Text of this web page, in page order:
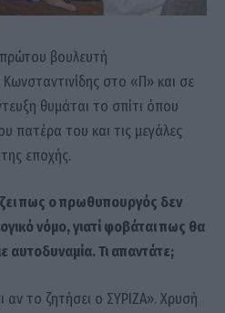
βουλευτή
στο «Π» και σε
θυμάται το σπίτι όπου
πατέρα του και τις μεγάλες
εποχής.
πως ο πρωθυπουργός δεν
νόμο, γιατί φοβάται πως θα
αυτοδυναμία. Τι απαντάτε;
το ζητήσει ο ΣΥΡΙΖΑ». Χρυσή